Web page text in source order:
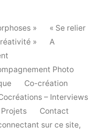
»
« Se relier
»
A
Photo
Co-création
– Interviews
Contact
sur ce site,